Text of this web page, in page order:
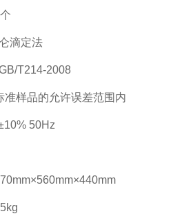
滴定法
T214-2008
准样品的允许误差范围内
50Hz